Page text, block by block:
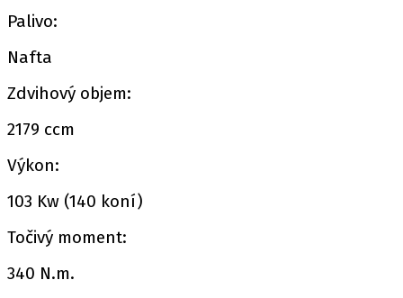
Palivo:
Nafta
Zdvihový objem:
2179 ccm
Výkon:
103 Kw (140 koní)
Točivý moment:
340 N.m.